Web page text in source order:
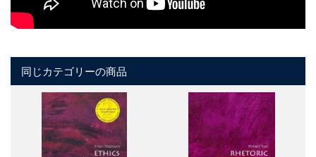
同じカテゴリーの商品